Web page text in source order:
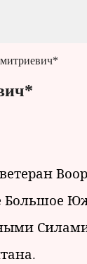
Большое